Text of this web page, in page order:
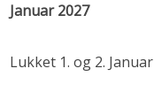
Januar 2027
Lukket 1. og 2. Januar